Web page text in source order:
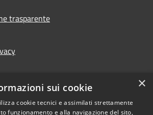
trasparente
accessibilità
×
sui cookie
cookie tecnici e assimilati strettamente
funzionamento e alla navigazione del sito,